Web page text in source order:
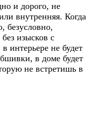
и дорого, не
внутренняя. Когда
безусловно,
изысков с
интерьере не будет
в доме будет
не встретишь в